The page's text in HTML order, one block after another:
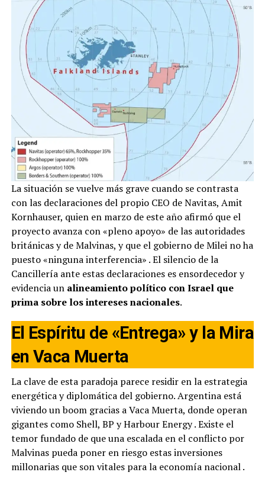
La situación se vuelve más grave cuando se contrasta
con las declaraciones del propio CEO de Navitas, Amit
Kornhauser, quien en marzo de este año afirmó que el
proyecto avanza con «pleno apoyo» de las autoridades
británicas y de Malvinas, y que el gobierno de Milei no ha
puesto «ninguna interferencia» . El silencio de la
Cancillería ante estas declaraciones es ensordecedor y
evidencia un alineamiento político con Israel que
prima sobre los intereses nacionales.
El Espíritu de «Entrega» y la Mira
en Vaca Muerta
La clave de esta paradoja parece residir en la estrategia
energética y diplomática del gobierno. Argentina está
viviendo un boom gracias a Vaca Muerta, donde operan
gigantes como Shell, BP y Harbour Energy. Existe el
temor fundado de que una escalada en el conflicto por
Malvinas pueda poner en riesgo estas inversiones
millonarias que son vitales para la economía nacional.